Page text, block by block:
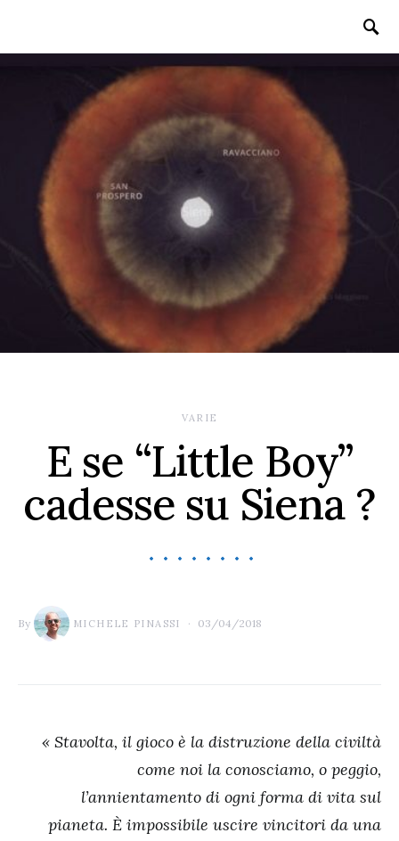
VARIE
E se “Little Boy”
cadesse su Siena ?
By MICHELE PINASSI 03/04/2018
« Stavolta, il gioco è la distruzione della civiltà
come noi la conosciamo, o peggio,
l’annientamento di ogni forma di vita sul
pianeta. È impossibile uscire vincitori da una